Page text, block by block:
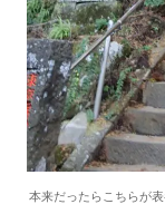
本来だったらこちらが